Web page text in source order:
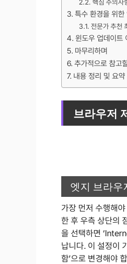
핵심 주의사
특수 환경을 위한
전문가 추천
윈도우 업데이트
마무리하며
추가적으로 참고
내용 정리 및 요약
브라우저
엣지 브라우
가장 먼저 수행해
한 후 우측 상단의
을 선택하면
납니다. 이 설정이
함’으로 변경해야